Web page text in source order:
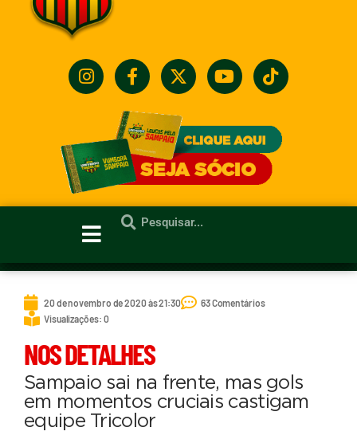
20 de novembro de 2020 às 21:30
63 Comentários
Visualizações: 0
NOS DETALHES
Sampaio sai na frente, mas gols
em momentos cruciais castigam
equipe Tricolor